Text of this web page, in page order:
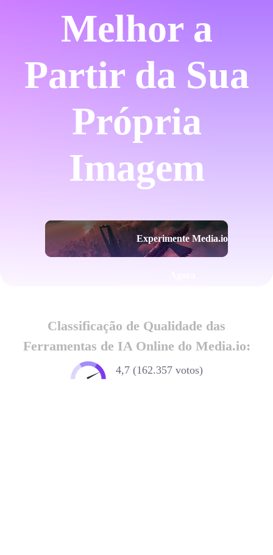
Melhor a
Partir da Sua
Própria
Imagem
Experimente Media.io
Classificação de Qualidade das
Ferramentas de IA Online do Media.io:
4,7 (162.357 votos)